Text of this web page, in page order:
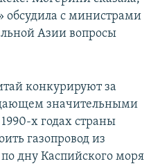
обсудила с министрами
Азии вопросы
конкурируют за
значительными
х годах страны
газопровод из
дну Каспийского моря